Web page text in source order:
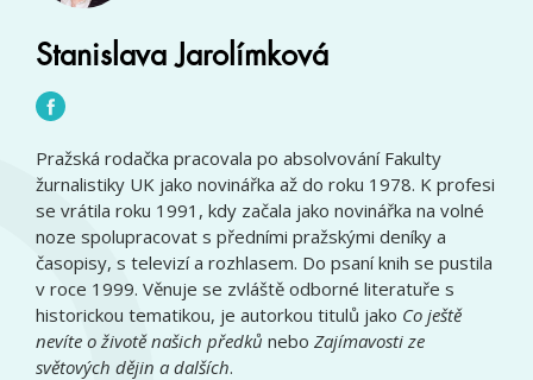
Stanislava Jarolímková
Pražská rodačka pracovala po absolvování Fakulty
žurnalistiky UK jako novinářka až do roku 1978. K profesi
se vrátila roku 1991, kdy začala jako novinářka na volné
noze spolupracovat s předními pražskými deníky a
časopisy, s televizí a rozhlasem. Do psaní knih se pustila
v roce 1999. Věnuje se zvláště odborné literatuře s
historickou tematikou, je autorkou titulů jako Co ještě
nevíte o životě našich předků nebo Zajímavosti ze
světových dějin a dalších.